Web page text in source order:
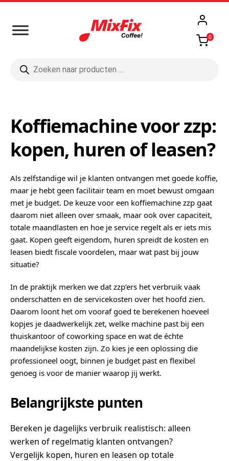
0
zoeken
Koffiemachine voor zzp:
kopen, huren of leasen?
Als zelfstandige wil je klanten ontvangen met goede koffie,
maar je hebt geen facilitair team en moet bewust omgaan
met je budget. De keuze voor een koffiemachine zzp gaat
daarom niet alleen over smaak, maar ook over capaciteit,
totale maandlasten en hoe je service regelt als er iets mis
gaat. Kopen geeft eigendom, huren spreidt de kosten en
leasen biedt fiscale voordelen, maar wat past bij jouw
situatie?
In de praktijk merken we dat zzp’ers het verbruik vaak
onderschatten en de servicekosten over het hoofd zien.
Daarom loont het om vooraf goed te berekenen hoeveel
kopjes je daadwerkelijk zet, welke machine past bij een
thuiskantoor of coworking space en wat de échte
maandelijkse kosten zijn. Zo kies je een oplossing die
professioneel oogt, binnen je budget past en flexibel
genoeg is voor de manier waarop jij werkt.
Belangrijkste punten
Bereken je dagelijks verbruik realistisch: alleen
werken of regelmatig klanten ontvangen?
Vergelijk kopen, huren en leasen op totale